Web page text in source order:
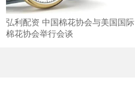
弘利配资 中国棉花协会与美国国际
棉花协会举行会谈